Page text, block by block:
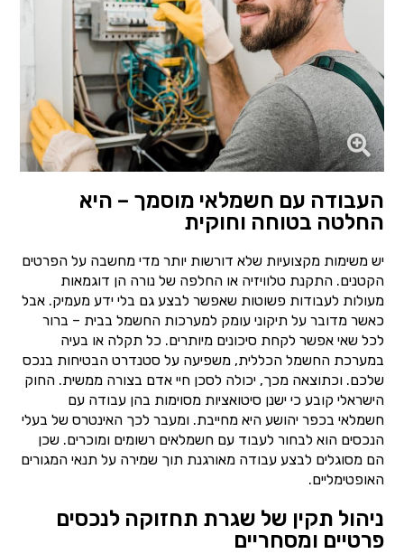
העבודה עם חשמלאי מוסמך – היא
החלטה בטוחה וחוקית
יש משימות מקצועיות שלא דורשות יותר מדי מחשבה על הפרטים
הקטנים. התקנת טלוויזיה או החלפה של נורה הן דוגמאות
מעולות לעבודות פשוטות שאפשר לבצע גם בלי ידע מעמיק. אבל
כאשר מדובר על תיקוני עומק למערכות החשמל בבית – ברור
לכל שאי אפשר לקחת סיכונים מיותרים. כל תקלה או בעיה
במערכת החשמל הכללית, משפיעה על סטנדרט הבטיחות בנכס
שלכם. וכתוצאה מכך, יכולה לסכן חיי אדם בצורה ממשית. החוק
הישראלי קובע כי ישנן סיטואציות מסוימות בהן עבודה עם
חשמלאי בכפר יהושע היא מחייבת. ומעבר לכך האינטרס של בעלי
הנכסים הוא לבחור לעבוד עם חשמלאים רשומים ומוכרים. שכן
הם מסוגלים לבצע עבודה מאורגנת תוך שמירה על תנאי המגורים
האופטימליים.
ניהול תקין של שגרת תחזוקה לנכסים
פרטיים ומסחריים